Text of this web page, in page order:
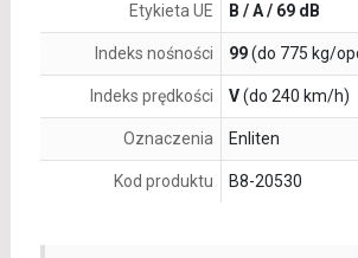
Etykieta UE B / A / 69 dB
Indeks nośności 99(do 775 kg/
Indeks prędkości V(do 240 km/h)
Oznaczenia Enliten
Kod produktu B8-20530